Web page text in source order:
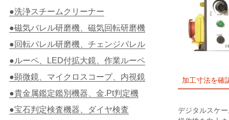
加工寸法を確
デジタルスケ
●洗浄スチームクリーナー
●磁気バレル研磨機、磁気回転研磨機
●回転バレル研磨機、チェンジバレル
●ルーペ、LED付拡大鏡、作業ルーペ
●顕微鏡、マイクロスコープ、内視鏡
●貴金属鑑定鑑別機器、金.Pt判定機
●宝石判定検査機器、ダイヤ検査